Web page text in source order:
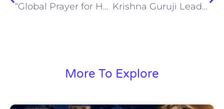
“Global Prayer for Humanity on Canada Day: Krishna Guruji’s One World Family Initiative Krishna Guruji Leads 249th U.S. Independence Day Celebration with Global Prayer for Peace
More To Explore